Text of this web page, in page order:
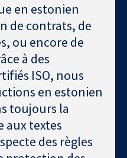
en estonien
de contrats, de
ou encore de
à des
ISO, nous
en estonien
toujours la
aux textes
des règles